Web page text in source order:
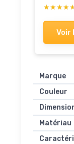
★★★★★
★★★★★
Voir
Marque
Couleur
Matériau